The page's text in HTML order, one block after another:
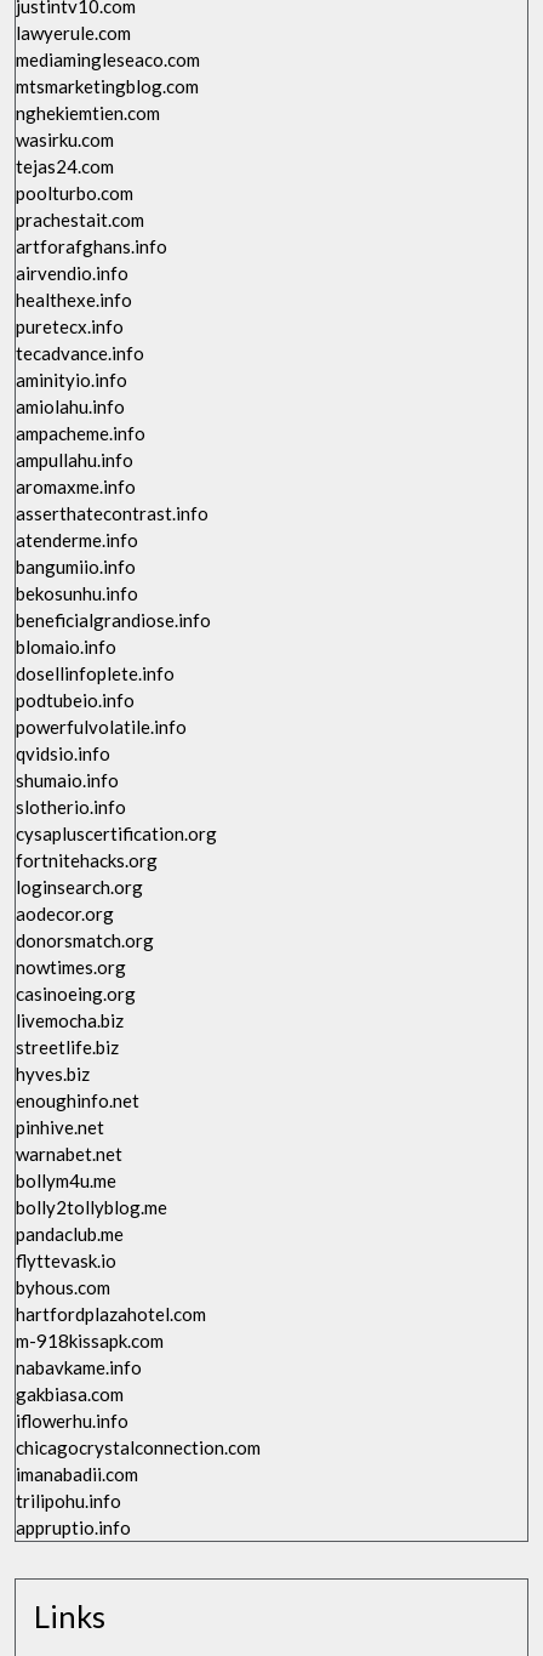
justintv10.com
lawyerule.com
mediamingleseaco.com
mtsmarketingblog.com
nghekiemtien.com
wasirku.com
tejas24.com
poolturbo.com
prachestait.com
artforafghans.info
airvendio.info
healthexe.info
puretecx.info
tecadvance.info
aminityio.info
amiolahu.info
ampacheme.info
ampullahu.info
aromaxme.info
asserthatecontrast.info
atenderme.info
bangumiio.info
bekosunhu.info
beneficialgrandiose.info
blomaio.info
dosellinfoplete.info
podtubeio.info
powerfulvolatile.info
qvidsio.info
shumaio.info
slotherio.info
cysapluscertification.org
fortnitehacks.org
loginsearch.org
aodecor.org
donorsmatch.org
nowtimes.org
casinoeing.org
livemocha.biz
streetlife.biz
hyves.biz
enoughinfo.net
pinhive.net
warnabet.net
bollym4u.me
bolly2tollyblog.me
pandaclub.me
flyttevask.io
byhous.com
hartfordplazahotel.com
m-918kissapk.com
nabavkame.info
gakbiasa.com
iflowerhu.info
chicagocrystalconnection.com
imanabadii.com
trilipohu.info
appruptio.info
Links